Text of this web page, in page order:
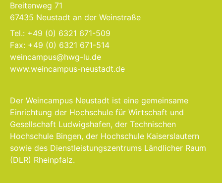
Breitenweg 71
67435 Neustadt an der Weinstraße
Tel.: +49 (0) 6321 671-509
Fax: +49 (0) 6321 671-514
weincampus@hwg-lu.de
www.weincampus-neustadt.de
Der Weincampus Neustadt ist eine gemeinsame
Einrichtung der Hochschule für Wirtschaft und
Gesellschaft Ludwigshafen, der Technischen
Hochschule Bingen, der Hochschule Kaiserslautern
sowie des Dienstleistungszentrums Ländlicher Raum
(DLR) Rheinpfalz.